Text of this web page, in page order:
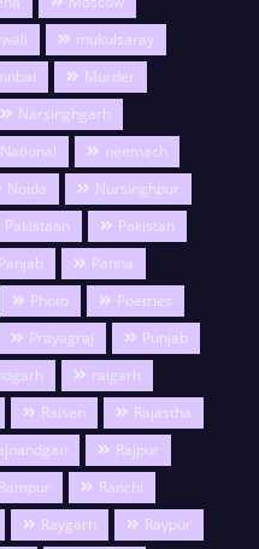
mukulsaray
Murder
Narsinghgarh
National
neemach
Noida
Nursinghpur
Pakistaan
Pakistan
Panjab
Panna
Photo
Poetries
Prayagraj
Punjab
raigarh
Raisen
Rajastha
Rajpur
Rampur
Ranchi
Raygarh
Raypur